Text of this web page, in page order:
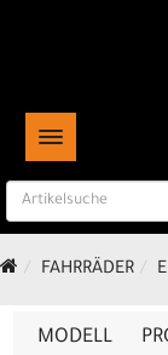
TOGGLE
FAHRRÄDER
MODELL